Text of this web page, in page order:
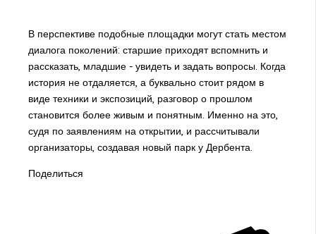
В перспективе подобные площадки могут стать местом
диалога поколений: старшие приходят вспомнить и
рассказать, младшие - увидеть и задать вопросы. Когда
история не отдаляется, а буквально стоит рядом в
виде техники и экспозиций, разговор о прошлом
становится более живым и понятным. Именно на это,
судя по заявлениям на открытии, и рассчитывали
организаторы, создавая новый парк у Дербента.
Поделиться